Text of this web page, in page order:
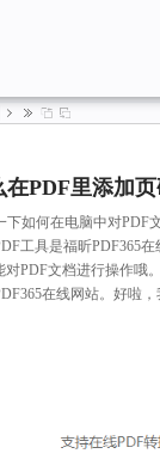
在PDF里添加页
下如何在电脑中对PDF
工具是福昕PDF365
对PDF文档进行操作哦
在线网站。好啦